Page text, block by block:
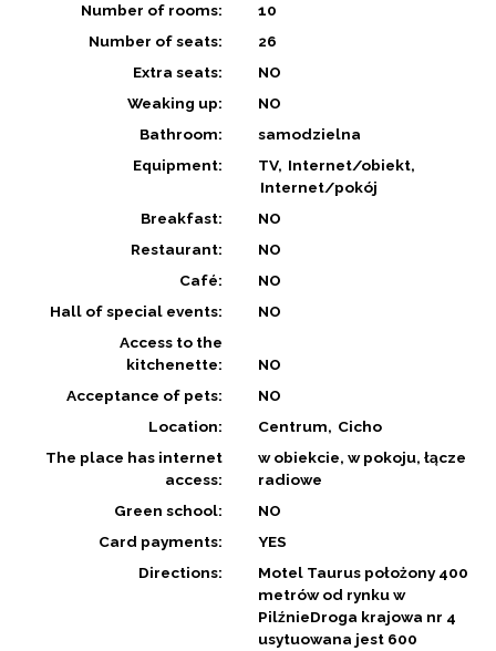
Number of rooms:
10
Number of seats:
26
Extra seats:
NO
Weaking up:
NO
Bathroom:
samodzielna
Equipment:
TV
Internet/obiekt
Internet/pokój
Breakfast:
NO
Restaurant:
NO
Café:
NO
Hall of special events:
NO
Access to the
kitchenette:
NO
Acceptance of pets:
NO
Location:
Centrum
Cicho
The place has internet
access:
w obiekcie, w pokoju, łącze
radiowe
Green school:
NO
Card payments:
YES
Directions:
Motel Taurus położony 400
metrów od rynku w
PilźnieDroga krajowa nr 4
usytuowana jest 600